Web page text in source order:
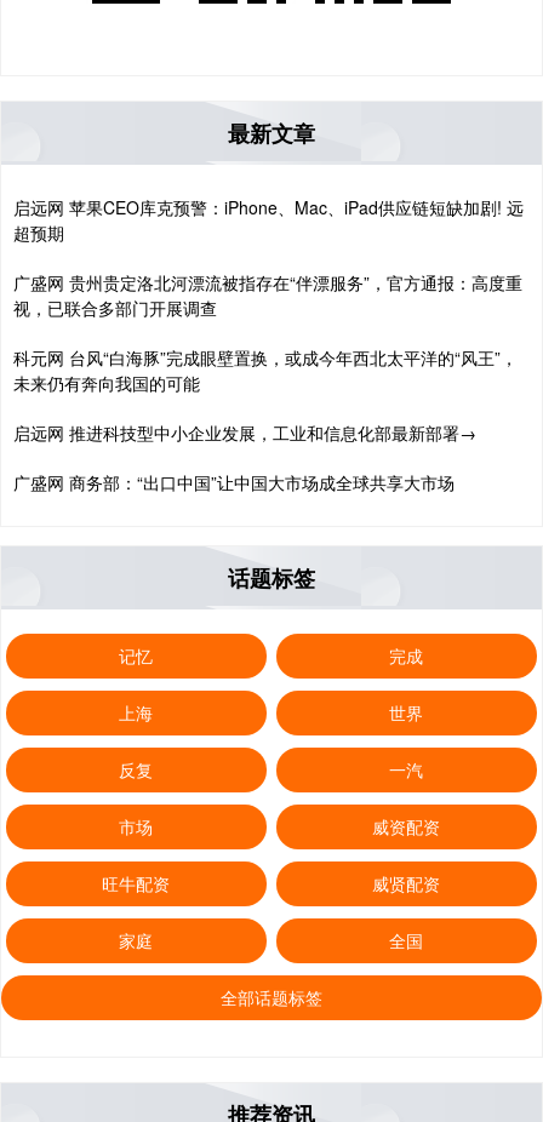
最新文章
启远网 苹果CEO库克预警：iPhone、Mac、iPad供应链短缺加剧! 远
超预期
广盛网 贵州贵定洛北河漂流被指存在“伴漂服务”，官方通报：高度重
视，已联合多部门开展调查
科元网 台风“白海豚”完成眼壁置换，或成今年西北太平洋的“风王”，
未来仍有奔向我国的可能
启远网 推进科技型中小企业发展，工业和信息化部最新部署→
广盛网 商务部：“出口中国”让中国大市场成全球共享大市场
话题标签
记忆 完成
上海 世界
反复 一汽
市场 威资配资
旺牛配资 威贤配资
家庭 全国
全部话题标签
推荐资讯